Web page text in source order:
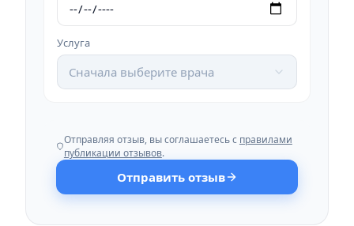
Услуга
Сначала выберите врача
Отправляя отзыв, вы соглашаетесь с правилами
публикации отзывов.
Отправить отзыв